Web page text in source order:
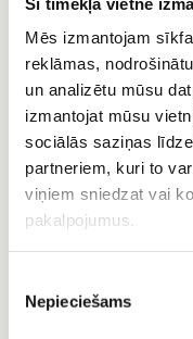
Mēs izmantojam
reklāmas,
un analizētu mūsu
izmantojat mūsu
sociālās saziņas
partneriem, kuri to
viņiem sniedzat vai
pakalpojumus.
izvēle
Nepieciešams
4. Meliorācija
labiekārtošana
Labi pārvaldīts
draudzīgs, gan
līmenis